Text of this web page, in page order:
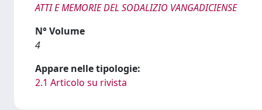
ATTI E MEMORIE DEL SODALIZIO VANGADICIENSE
N° Volume
4
Appare nelle tipologie:
2.1 Articolo su rivista